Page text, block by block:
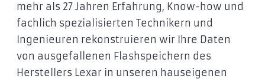
mehr als 27 Jahren Erfahrung, Know-how und
fachlich spezialisierten Technikern und
Ingenieuren rekonstruieren wir Ihre Daten
von ausgefallenen Flashspeichern des
Herstellers Lexar in unseren hauseigenen